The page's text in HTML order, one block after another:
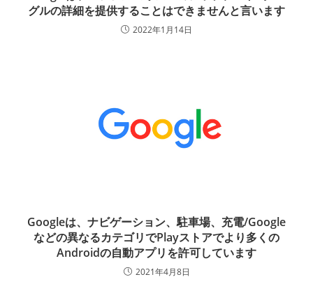
グルの詳細を提供することはできませんと言います
2022年1月14日
Googleは、ナビゲーション、駐車場、充電/Google
などの異なるカテゴリでPlayストアでより多くの
Androidの自動アプリを許可しています
2021年4月8日